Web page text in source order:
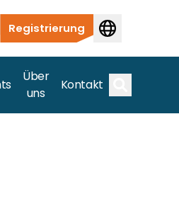
Registrierung
Über
uns
Kontakt